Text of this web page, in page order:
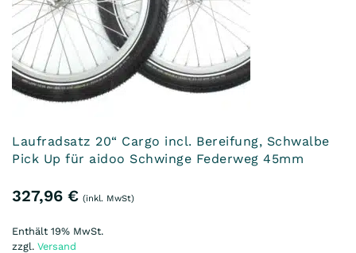
Laufradsatz 20“ Cargo incl. Bereifung, Schwalbe
Pick Up für aidoo Schwinge Federweg 45mm
327,96 € (inkl. MwSt)
Enthält 19% MwSt.
zzgl. Versand